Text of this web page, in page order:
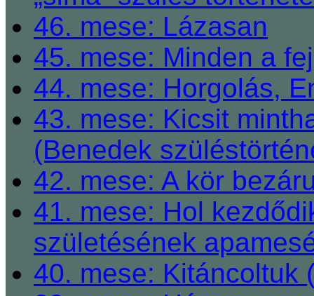
46. mese: Lázasan
45. mese: Minden a
44. mese: Horgolás,
43. mese: Kicsit
(Benedek
42. mese: A kör
41. mese: Hol
születésének
40. mese: Kitáncoltuk